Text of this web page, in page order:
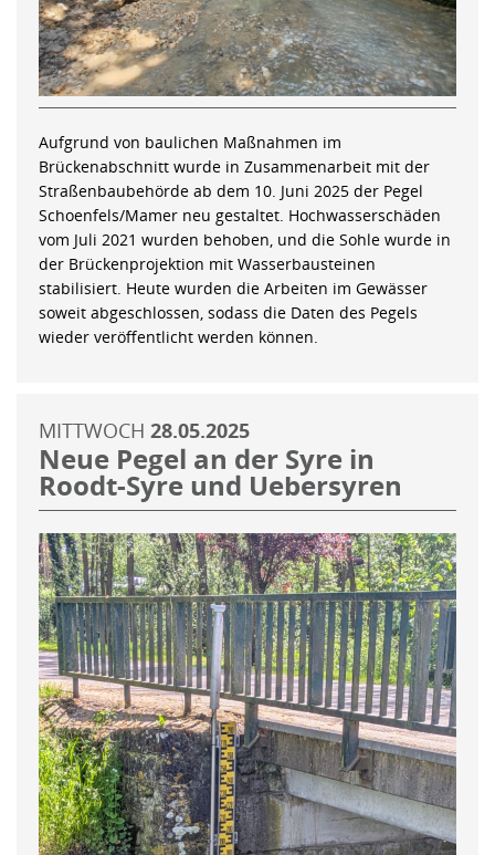
Aufgrund von baulichen Maßnahmen im
Brückenabschnitt wurde in Zusammenarbeit mit der
Straßenbaubehörde ab dem 10. Juni 2025 der Pegel
Schoenfels/Mamer neu gestaltet. Hochwasserschäden
vom Juli 2021 wurden behoben, und die Sohle wurde in
der Brückenprojektion mit Wasserbausteinen
stabilisiert. Heute wurden die Arbeiten im Gewässer
soweit abgeschlossen, sodass die Daten des Pegels
wieder veröffentlicht werden können.
MITTWOCH 28.05.2025
Neue Pegel an der Syre in
Roodt-Syre und Uebersyren